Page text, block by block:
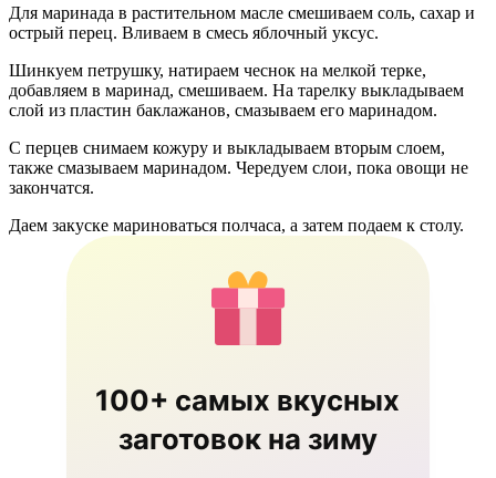
Для маринада в растительном масле смешиваем соль, сахар и
острый перец. Вливаем в смесь яблочный уксус.
Шинкуем петрушку, натираем чеснок на мелкой терке,
добавляем в маринад, смешиваем. На тарелку выкладываем
слой из пластин баклажанов, смазываем его маринадом.
С перцев снимаем кожуру и выкладываем вторым слоем,
также смазываем маринадом. Чередуем слои, пока овощи не
закончатся.
Даем закуске мариноваться полчаса, а затем подаем к столу.
100+ самых вкусных
заготовок на зиму